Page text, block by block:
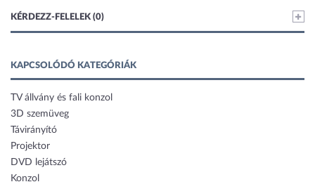
KÉRDEZZ-FELELEK (0)
KAPCSOLÓDÓ KATEGÓRIÁK
TV állvány és fali konzol
3D szemüveg
Távirányító
Projektor
DVD lejátszó
Konzol